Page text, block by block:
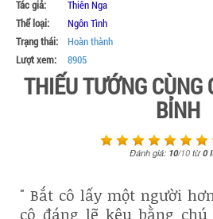
Tác giả:
Thiên Nga
Thể loại:
Ngôn Tình
Trạng thái:
Hoàn thành
Lượt xem:
8905
THIẾU TƯỚNG CÙNG
BỈNH
Đánh giá: 10/10từ0
" Bắt cô lấy một người
cô đáng lẽ kêu bằng